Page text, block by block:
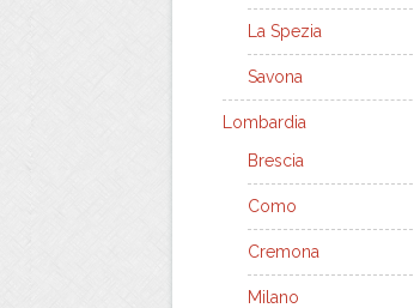
La Spezia
Savona
Lombardia
Brescia
Como
Cremona
Milano